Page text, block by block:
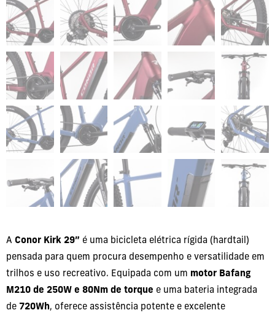
A Conor Kirk 29” é uma bicicleta elétrica rígida (hardtail)
pensada para quem procura desempenho e versatilidade em
trilhos e uso recreativo. Equipada com um motor Bafang
M210 de 250W e 80Nm de torque e uma bateria integrada
de 720Wh, oferece assistência potente e excelente